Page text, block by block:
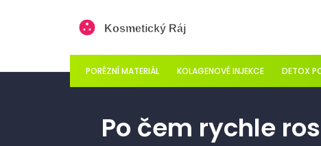
PORÉZNÍ MATERIÁL KOLAGENOVÉ INJEKCE DETOX
Po čem rychle